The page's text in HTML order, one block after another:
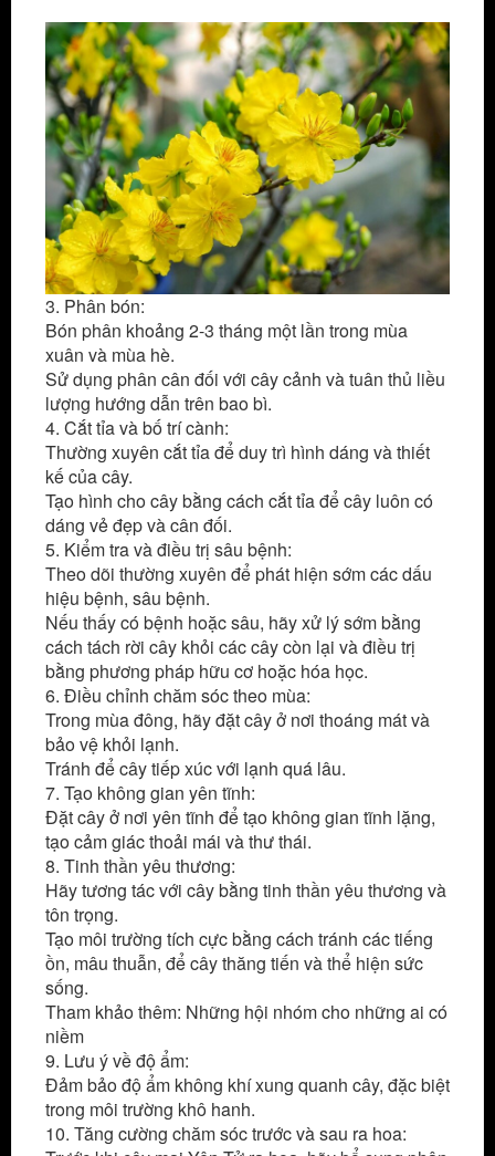
3. Phân bón:
Bón phân khoảng 2-3 tháng một lần trong mùa
xuân và mùa hè.
Sử dụng phân cân đối với cây cảnh và tuân thủ liều
lượng hướng dẫn trên bao bì.
4. Cắt tỉa và bố trí cành:
Thường xuyên cắt tỉa để duy trì hình dáng và thiết
kế của cây.
Tạo hình cho cây bằng cách cắt tỉa để cây luôn có
dáng vẻ đẹp và cân đối.
5. Kiểm tra và điều trị sâu bệnh:
Theo dõi thường xuyên để phát hiện sớm các dấu
hiệu bệnh, sâu bệnh.
Nếu thấy có bệnh hoặc sâu, hãy xử lý sớm bằng
cách tách rời cây khỏi các cây còn lại và điều trị
bằng phương pháp hữu cơ hoặc hóa học.
6. Điều chỉnh chăm sóc theo mùa:
Trong mùa đông, hãy đặt cây ở nơi thoáng mát và
bảo vệ khỏi lạnh.
Tránh để cây tiếp xúc với lạnh quá lâu.
7. Tạo không gian yên tĩnh:
Đặt cây ở nơi yên tĩnh để tạo không gian tĩnh lặng,
tạo cảm giác thoải mái và thư thái.
8. Tinh thần yêu thương:
Hãy tương tác với cây bằng tinh thần yêu thương và
tôn trọng.
Tạo môi trường tích cực bằng cách tránh các tiếng
ồn, mâu thuẫn, để cây thăng tiến và thể hiện sức
sống.
Tham khảo thêm: Những hội nhóm cho những ai có
niềm
9. Lưu ý về độ ẩm:
Đảm bảo độ ẩm không khí xung quanh cây, đặc biệt
trong môi trường khô hanh.
10. Tăng cường chăm sóc trước và sau ra hoa: